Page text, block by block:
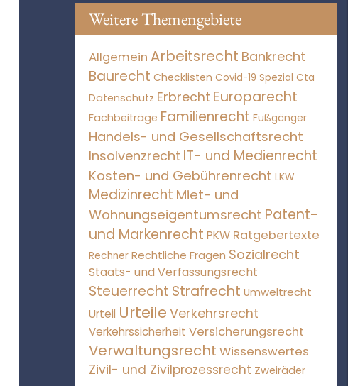
Weitere Themengebiete
Allgemein Arbeitsrecht Bankrecht
Baurecht Checklisten Covid-19 Spezial Cta
Datenschutz Erbrecht Europarecht
Fachbeiträge Familienrecht Fußgänger
Handels- und Gesellschaftsrecht
Insolvenzrecht IT- und Medienrecht
Kosten- und Gebührenrecht LKW
Medizinrecht Miet- und
Wohnungseigentumsrecht Patent-
und Markenrecht PKW Ratgebertexte
Rechner Rechtliche Fragen Sozialrecht
Staats- und Verfassungsrecht
Steuerrecht Strafrecht Umweltrecht
Urteil Urteile Verkehrsrecht
Verkehrssicherheit Versicherungsrecht
Verwaltungsrecht Wissenswertes
Zivil- und Zivilprozessrecht Zweiräder